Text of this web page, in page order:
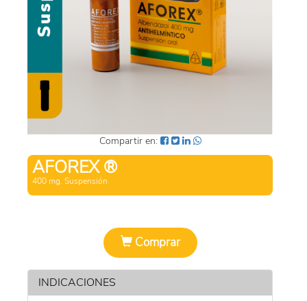
EFERVECENTES
SUSPENSIÓN
SUPOSITORIOS
POLVO
SOLUCION
TOALLAS HUMEDAS
POMADA
Compartir en:
AFOREX ®
400 mg. Suspensión
Comprar
INDICACIONES